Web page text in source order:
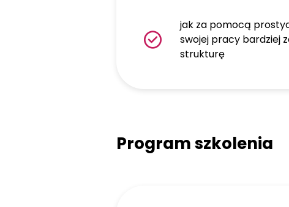
jak za pomocą
swojej pracy bardziej
strukturę
Program szkolenia